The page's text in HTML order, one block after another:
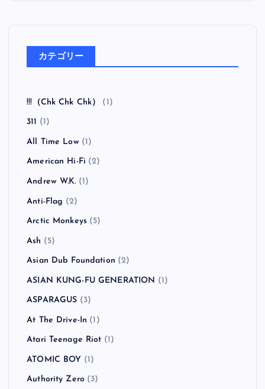
カテゴリー
!!!（Chk Chk Chk） (1)
311 (1)
All Time Low(1)
American Hi-Fi (2)
Andrew W.K. (1)
Anti-Flag (2)
Arctic Monkeys (5)
Ash (5)
Asian Dub Foundation (2)
ASIAN KUNG-FU GENERATION (1)
ASPARAGUS (3)
At The Drive-In (1)
Atari Teenage Riot (1)
ATOMIC BOY (1)
Authority Zero (3)